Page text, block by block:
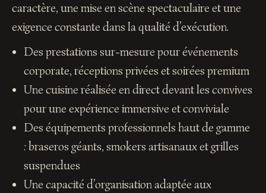
caractère, une mise en scène spectaculaire et une
exigence constante dans la qualité d’exécution.
Des prestations sur-mesure pour événements
corporate, réceptions privées et soirées premium
Une cuisine réalisée en direct devant les convives
pour une expérience immersive et conviviale
Des équipements professionnels haut de gamme
: braseros géants, smokers artisanaux et grilles
suspendues
Une capacité d’organisation adaptée aux